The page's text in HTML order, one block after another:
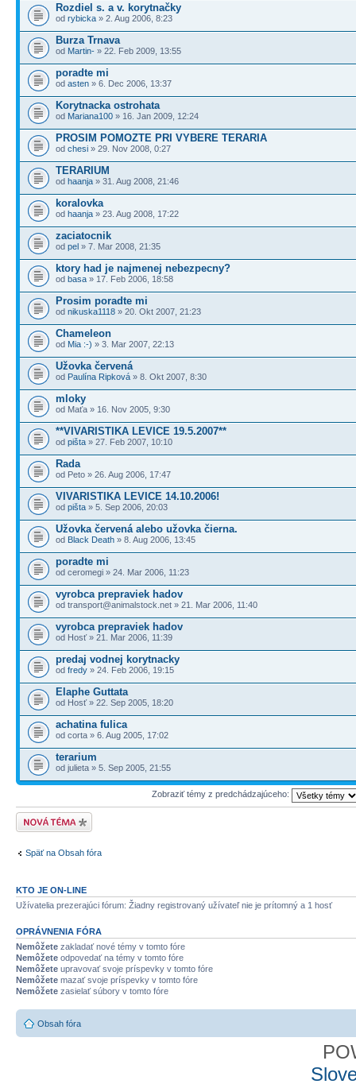
Rozdiel s. a v. korytnačky
od rybicka » 2. Aug 2006, 8:23
Burza Trnava
od Martin- » 22. Feb 2009, 13:55
poradte mi
od asten » 6. Dec 2006, 13:37
Korytnacka ostrohata
od Mariana100 » 16. Jan 2009, 12:24
PROSIM POMOZTE PRI VYBERE TERARIA
od chesi » 29. Nov 2008, 0:27
TERARIUM
od haanja » 31. Aug 2008, 21:46
koralovka
od haanja » 23. Aug 2008, 17:22
zaciatocnik
od pel » 7. Mar 2008, 21:35
ktory had je najmenej nebezpecny?
od basa » 17. Feb 2006, 18:58
Prosim poradte mi
od nikuska1118 » 20. Okt 2007, 21:23
Chameleon
od Mia :-) » 3. Mar 2007, 22:13
Užovka červená
od Paulína Ripková » 8. Okt 2007, 8:30
mloky
od Maťa » 16. Nov 2005, 9:30
**VIVARISTIKA LEVICE 19.5.2007**
od pišta » 27. Feb 2007, 10:10
Rada
od Peto » 26. Aug 2006, 17:47
VIVARISTIKA LEVICE 14.10.2006!
od pišta » 5. Sep 2006, 20:03
Užovka červená alebo užovka čierna.
od Black Death » 8. Aug 2006, 13:45
poradte mi
od ceromegi » 24. Mar 2006, 11:23
vyrobca prepraviek hadov
od transport@animalstock.net » 21. Mar 2006, 11:40
vyrobca prepraviek hadov
od Hosť » 21. Mar 2006, 11:39
predaj vodnej korytnacky
od fredy » 24. Feb 2006, 19:15
Elaphe Guttata
od Hosť » 22. Sep 2005, 18:20
achatina fulica
od corta » 6. Aug 2005, 17:02
terarium
od julieta » 5. Sep 2005, 21:55
Zobraziť témy z predchádzajúceho:
Odoslať novú tému
Späť na Obsah fóra
KTO JE ON-LINE
Užívatelia prezerajúci fórum: Žiadny registrovaný užívateľ nie je prítomný a 1 hosť
OPRÁVNENIA FÓRA
Nemôžete zakladať nové témy v tomto fóre
Nemôžete odpovedať na témy v tomto fóre
Nemôžete upravovať svoje príspevky v tomto fóre
Nemôžete mazať svoje príspevky v tomto fóre
Nemôžete zasielať súbory v tomto fóre
Obsah fóra